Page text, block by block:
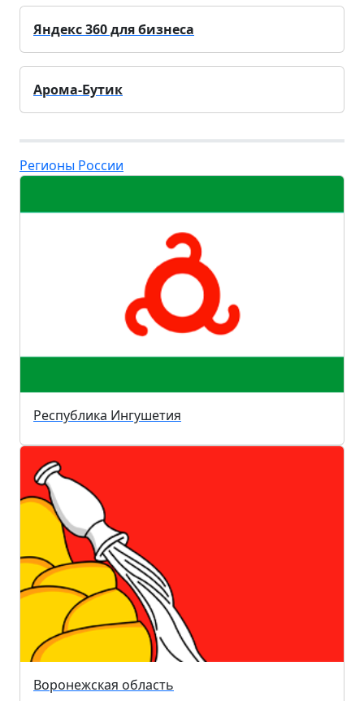
Яндекс 360 для бизнеса
Арома-Бутик
Регионы России
Республика Ингушетия
Воронежская область